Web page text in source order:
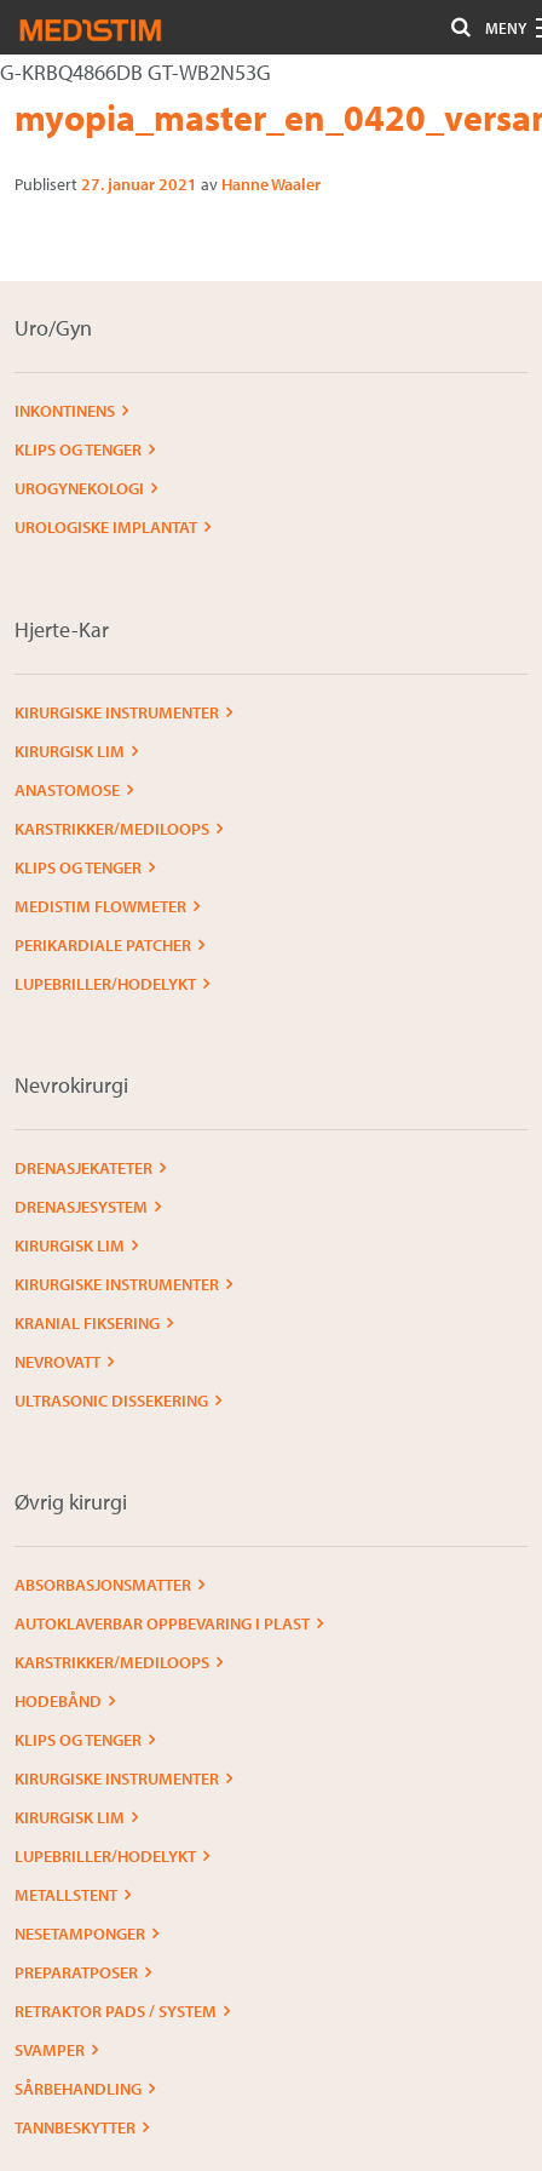
G-KRBQ4866DB GT-WB2N53G
MENY
Hjerte-Kar
Nevrokirurgi
Uro/Gyn
Kompresjon / Arr
Gå
innholdet
Forstørre
skrift
Publisert27. januar 2021 av Hanne Waaler
Uro/Gyn
INKONTINENS
KLIPS OG TENGER
UROGYNEKOLOGI
UROLOGISKE IMPLANTAT
Hjerte-Kar
KIRURGISKE INSTRUMENTER
KIRURGISK LIM
ANASTOMOSE
KARSTRIKKER/MEDILOOPS
KLIPS OG TENGER
MEDISTIM FLOWMETER
PERIKARDIALE PATCHER
LUPEBRILLER/HODELYKT
Nevrokirurgi
DRENASJEKATETER
DRENASJESYSTEM
KIRURGISK LIM
KIRURGISKE INSTRUMENTER
KRANIAL FIKSERING
NEVROVATT
ULTRASONIC DISSEKERING
Øvrig kirurgi
ABSORBASJONSMATTER
AUTOKLAVERBAR OPPBEVARING I PLAST
KARSTRIKKER/MEDILOOPS
HODEBÅND
KLIPS OG TENGER
KIRURGISKE INSTRUMENTER
KIRURGISK LIM
LUPEBRILLER/HODELYKT
METALLSTENT
NESETAMPONGER
PREPARATPOSER
RETRAKTOR PADS / SYSTEM
SVAMPER
SÅRBEHANDLING
TANNBESKYTTER